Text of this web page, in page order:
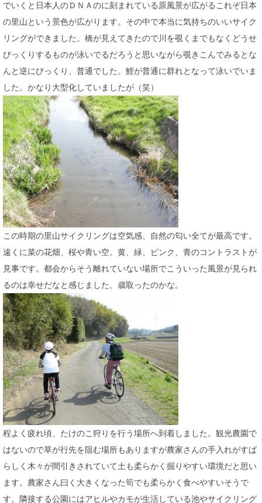
でいくと日本人のＤＮＡのに刻まれている原風景が広がるこれぞ日本
の里山という景色が広がります。その中で本当に気持ちのいいサイク
リングができました。橋が見えてきたので川を覗くまでもなくどうせ
びっくりするものが泳いでるだろうと思いながら覗きこんでみるとな
んと逆にびっくり、普通でした。鯉が普通に群れとなって泳いでいま
した。かなり大型化していましたが（笑）
この時期の里山サイクリングは空気感、自然の匂い全てが最高です。
遠くに菜の花畑、桜や青い空。黄、緑、ピンク、青のコントラストが
見事です。都会からそう離れていない場所でこういった風景が見られ
るのは幸せだなと感じました。歳取ったのかな。
程よく疲れ頃、たけのこ狩りを行う場所へ到着しました。観光農園で
はないので草が行先を阻む場所もありますが農家さんの手入れがすば
らしく木々が間引きされていて土も柔らかく掘りやすい環境だと思い
ます。農家さん曰く大きくなった筍でも柔らかく食べやすいそうで
す。隣接する公園にはアヒルやカモが生活している池やサイクリング